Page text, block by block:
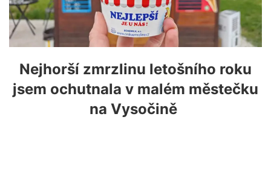
Nejhorší zmrzlinu letošního roku
jsem ochutnala v malém městečku
na Vysočině